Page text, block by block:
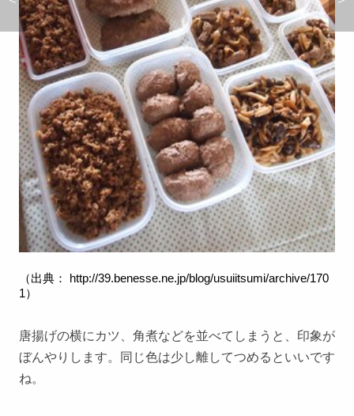
（出典： http://39.benesse.ne.jp/blog/usuiitsumi/archive/170
1）
唐揚げの横にカツ、角煮などを並べてしまうと、印象が
ぼんやりします。同じ色は少し離してつめるといいです
ね。